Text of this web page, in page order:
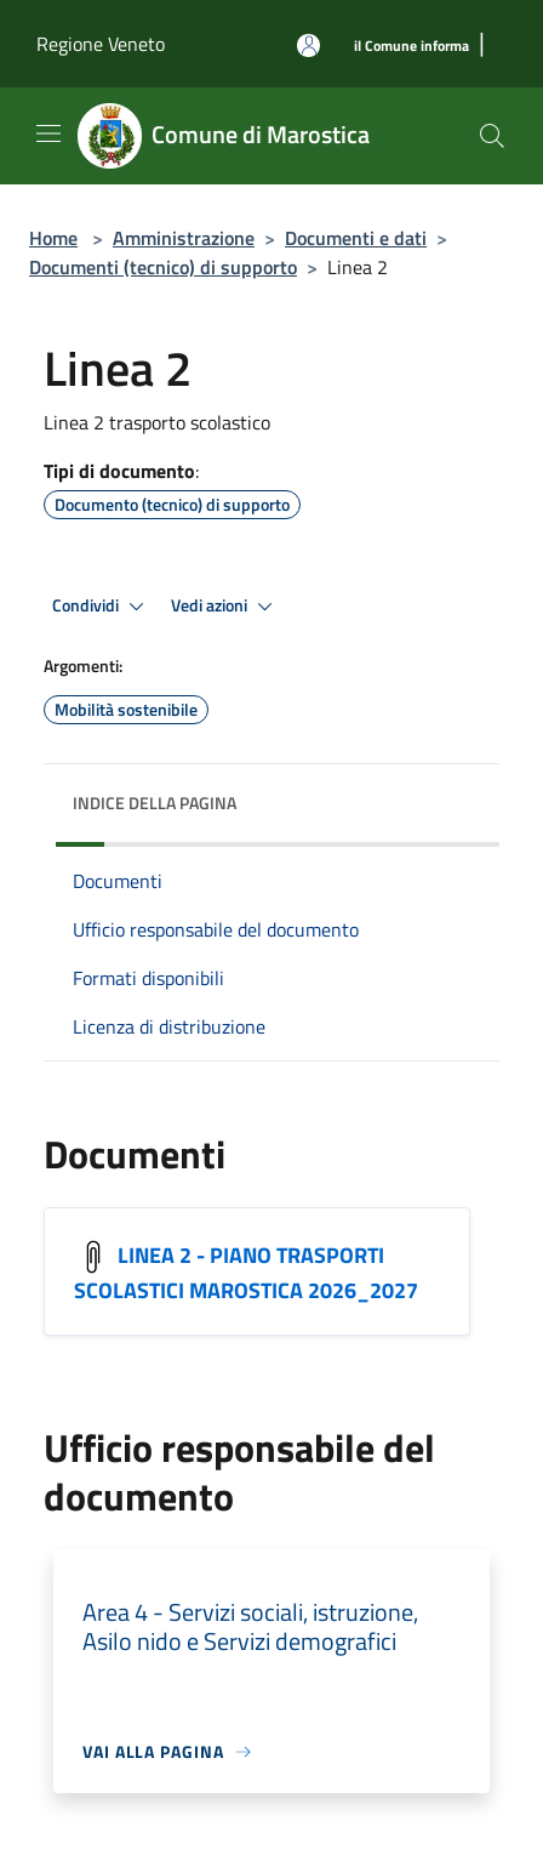
Regione Veneto
il Comune informa |
Comune di Marostica
Home > Amministrazione > Documenti e dati >
Documenti (tecnico) di supporto > Linea 2
Linea 2
Linea 2 trasporto scolastico
Tipi di documento:
Documento (tecnico) di supporto
Condividi Vedi azioni
Argomenti:
Mobilità sostenibile
INDICE DELLA PAGINA
Documenti
Ufficio responsabile del documento
Formati disponibili
Licenza di distribuzione
Documenti
LINEA 2 - PIANO TRASPORTI
SCOLASTICI MAROSTICA 2026_2027
Ufficio responsabile del
documento
Area 4 - Servizi sociali, istruzione,
Asilo nido e Servizi demografici
VAI ALLA PAGINA